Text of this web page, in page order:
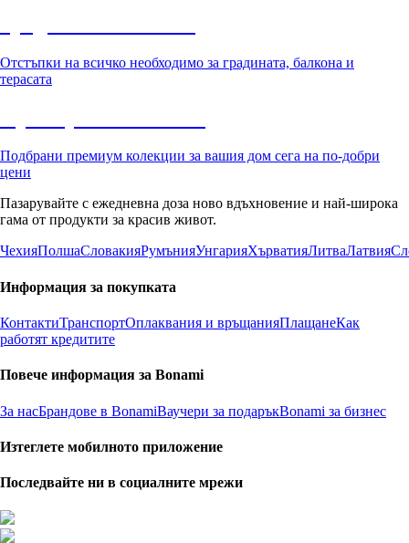
Отстъпки на всичко необходимо за градината, балкона и
терасата
Подбрани премиум колекции за вашия дом сега на по-добри
цени
Пазарувайте с ежедневна доза ново вдъхновение и най-широка
гама от продукти за красив живот.
ЧехияПолшаСловакияРумънияУнгарияХърватияЛитваЛатвия
Информация за покупката
КонтактиТранспортОплаквания и връщанияПлащанеКак
работят кредитите
Повече информация за Bonami
За насБрандове в BonamiВаучери за подаръкBonami за бизнес
Изтеглете мобилното приложение
Последвайте ни в социалните мрежи